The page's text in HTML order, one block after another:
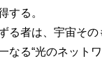
する。
る者は、宇宙その
なる“光のネット